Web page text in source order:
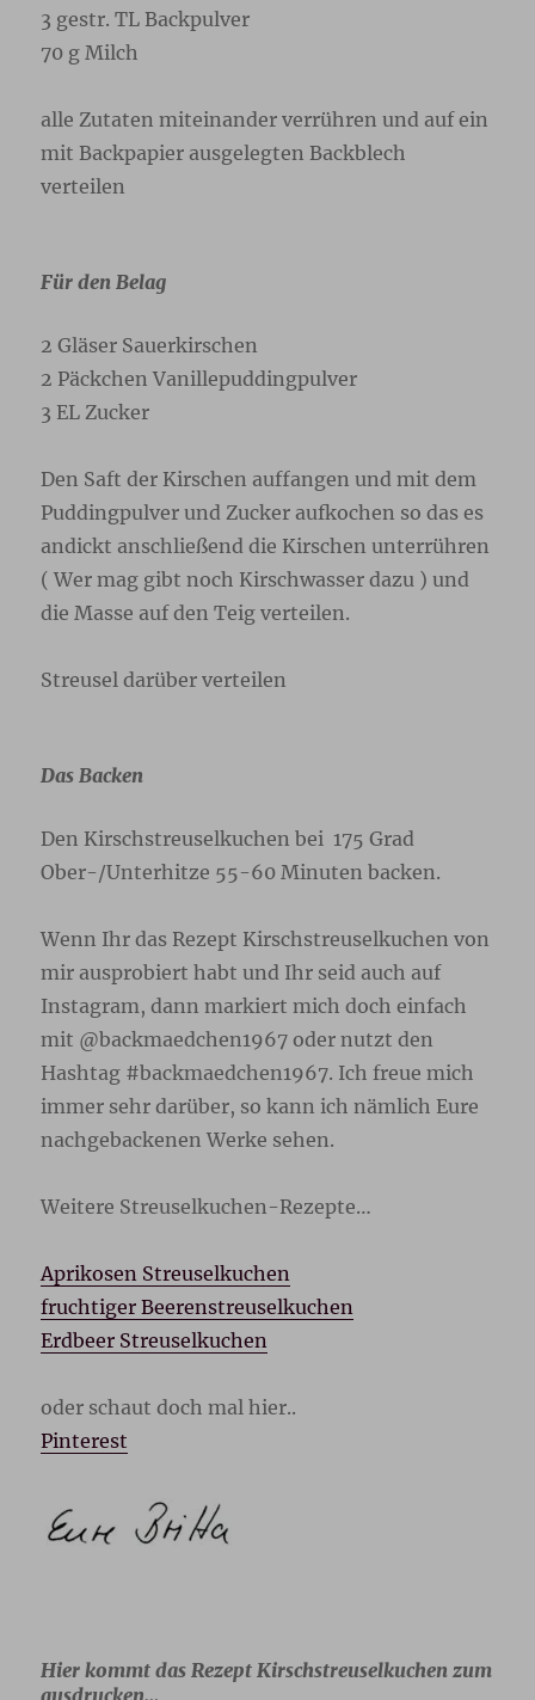
3 gestr. TL Backpulver
70 g Milch
alle Zutaten miteinander verrühren und auf ein
mit Backpapier ausgelegten Backblech
verteilen
Für den Belag
2 Gläser Sauerkirschen
2 Päckchen Vanillepuddingpulver
3 EL Zucker
Den Saft der Kirschen auffangen und mit dem
Puddingpulver und Zucker aufkochen so das es
andickt anschließend die Kirschen unterrühren
( Wer mag gibt noch Kirschwasser dazu ) und
die Masse auf den Teig verteilen.
Streusel darüber verteilen
Das Backen
Den Kirschstreuselkuchen bei 175 Grad
Ober-/Unterhitze 55-60 Minuten backen.
Wenn Ihr das Rezept Kirschstreuselkuchen von
mir ausprobiert habt und Ihr seid auch auf
Instagram, dann markiert mich doch einfach
mit @backmaedchen1967 oder nutzt den
Hashtag #backmaedchen1967. Ich freue mich
immer sehr darüber, so kann ich nämlich Eure
nachgebackenen Werke sehen.
Weitere Streuselkuchen-Rezepte…
Aprikosen Streuselkuchen
fruchtiger Beerenstreuselkuchen
Erdbeer Streuselkuchen
oder schaut doch mal hier..
Pinterest
Hier kommt das Rezept Kirschstreuselkuchen zum
ausdrucken…